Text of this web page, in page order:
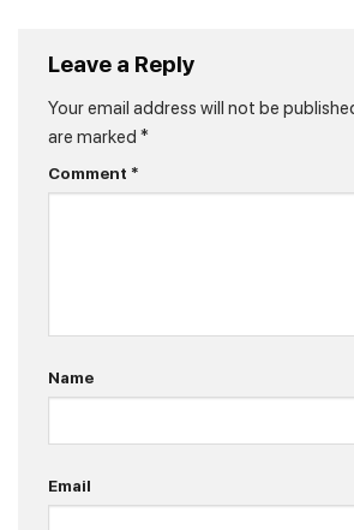
Leave a Reply
Your email address will not be
are marked *
Comment *
Name
Email